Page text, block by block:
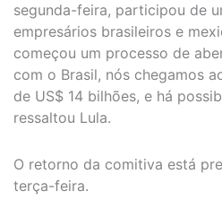
segunda-feira, participou de
empresários brasileiros e
começou um processo de
com o Brasil, nós chegamos
de US$ 14 bilhões, e há
ressaltou Lula.
O retorno da comitiva está
terça-feira.